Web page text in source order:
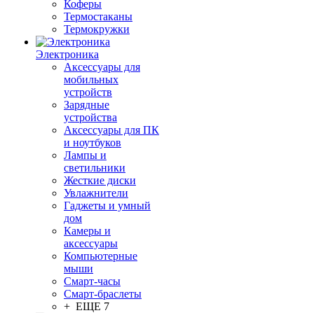
Коферы
Термостаканы
Термокружки
Электроника
Аксессуары для
мобильных
устройств
Зарядные
устройства
Аксессуары для ПК
и ноутбуков
Лампы и
светильники
Жесткие диски
Увлажнители
Гаджеты и умный
дом
Камеры и
аксессуары
Компьютерные
мыши
Смарт-часы
Смарт-браслеты
+ ЕЩЕ 7